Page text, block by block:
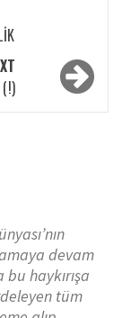
(!)
devam
haykırışa
tüm